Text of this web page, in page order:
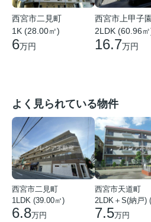
西宮市二見町
1K (28.00㎡)
6万円
西宮市上甲子
2LDK (60.96
16.7万円
よく見られている物件
西宮市二見町
1LDK (39.00㎡)
6.8万円
西宮市天道町
7.5万円